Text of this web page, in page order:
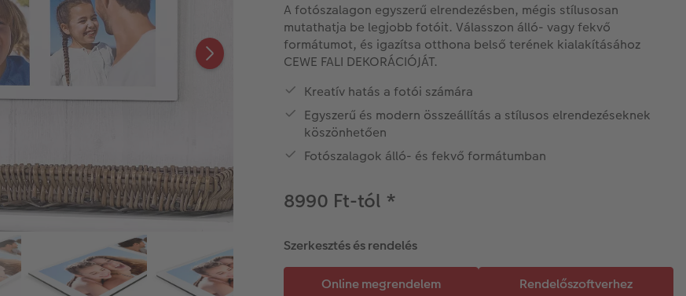
A fotószalagon egyszerű elrendezésben, mégis stílusosan
mutathatja be legjobb fotóit. Válasszon álló- vagy fekvő
formátumot, és igazítsa otthona belső terének kialakításához
CEWE FALI DEKORÁCIÓJÁT.
Kreatív hatás a fotói számára
Egyszerű és modern összeállítás a stílusos elrendezéseknek
köszönhetően
Fotószalagok álló- és fekvő formátumban
8990 Ft-tól *
Szerkesztés és rendelés